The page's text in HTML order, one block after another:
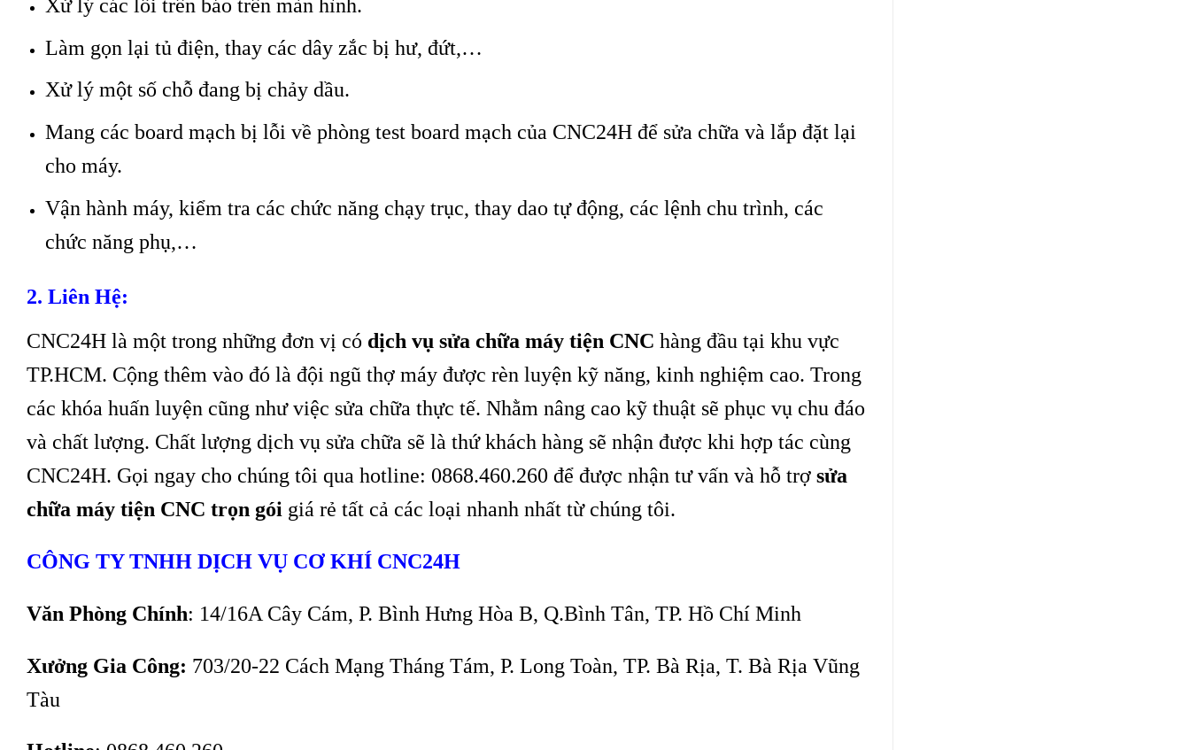
Xử lý các lỗi trên báo trên màn hình.
Làm gọn lại tủ điện, thay các dây zắc bị hư, đứt,…
Xử lý một số chỗ đang bị chảy dầu.
Mang các board mạch bị lỗi về phòng test board mạch của CNC24H để sửa chữa và lắp đặt lại
cho máy.
Vận hành máy, kiểm tra các chức năng chạy trục, thay dao tự động, các lệnh chu trình, các
chức năng phụ,…
2. Liên Hệ:
CNC24H là một trong những đơn vị có dịch vụ sửa chữa máy tiện CNC hàng đầu tại khu vực
TP.HCM. Cộng thêm vào đó là đội ngũ thợ máy được rèn luyện kỹ năng, kinh nghiệm cao. Trong
các khóa huấn luyện cũng như việc sửa chữa thực tế. Nhằm nâng cao kỹ thuật sẽ phục vụ chu đáo
và chất lượng. Chất lượng dịch vụ sửa chữa sẽ là thứ khách hàng sẽ nhận được khi hợp tác cùng
CNC24H. Gọi ngay cho chúng tôi qua hotline: 0868.460.260 để được nhận tư vấn và hỗ trợ sửa
chữa máy tiện CNC trọn gói giá rẻ tất cả các loại nhanh nhất từ chúng tôi.
CÔNG TY TNHH DỊCH VỤ CƠ KHÍ CNC24H
Văn Phòng Chính: 14/16A Cây Cám, P. Bình Hưng Hòa B, Q.Bình Tân, TP. Hồ Chí Minh
Xưởng Gia Công: 703/20-22 Cách Mạng Tháng Tám, P. Long Toàn, TP. Bà Rịa, T. Bà Rịa Vũng
Tàu